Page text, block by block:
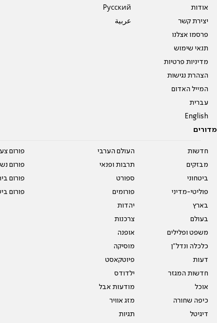
אודות
יצירת קשר
פרסמו אצלנו
תנאי שימוש
מדיניות פרטיות
הצהרת נגישות
המייל האדום
עברית
English
Pусский
عربية
מדורים
חדשות
מבזקים
ביטחוני
פוליטי-מדיני
בארץ
בעולם
משפט ופלילים
כלכלה ונדל"ן
דעות
חדשות המגזר
אוכל
כיפה שחורה
דיגיטל
העולם הערבי
תרבות ופנאי
ספורט
פורומים
יהדות
צרכנות
אופנה
מוסיקה
פיוטקאסט
ילדודס
מודעות אבל
מזג אוויר
תגיות
פורום
פורום
פורום
פורום